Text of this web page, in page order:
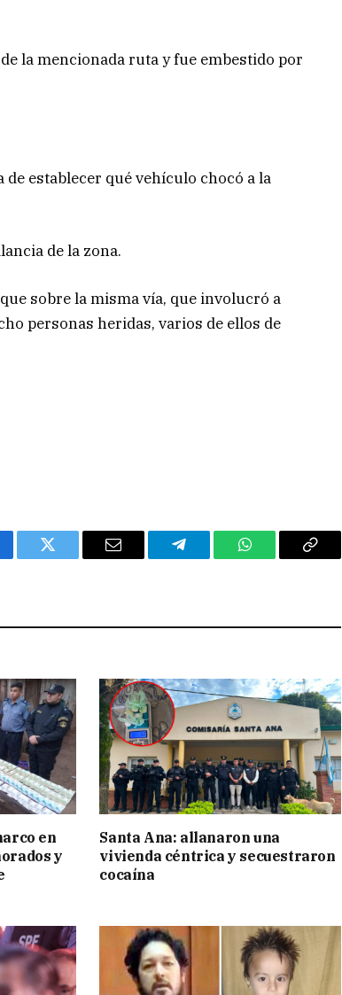
la mencionada ruta y fue embestido por
de establecer qué vehículo chocó a la
de la zona.
sobre la misma vía, que involucró a
personas heridas, varios de ellos de
Twitter Email Telegram WhatsAppCopy
en
y
Santa Ana: allanaron una
vivienda céntrica y secuestraron
cocaína